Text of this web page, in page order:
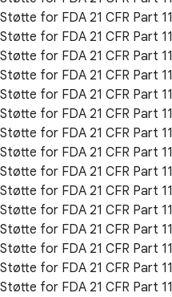
Støtte for FDA 21 CFR Part 11
Støtte for FDA 21 CFR Part 11
Støtte for FDA 21 CFR Part 11
Støtte for FDA 21 CFR Part 11
Støtte for FDA 21 CFR Part 11
Støtte for FDA 21 CFR Part 11
Støtte for FDA 21 CFR Part 11
Støtte for FDA 21 CFR Part 11
Støtte for FDA 21 CFR Part 11
Støtte for FDA 21 CFR Part 11
Støtte for FDA 21 CFR Part 11
Støtte for FDA 21 CFR Part 11
Støtte for FDA 21 CFR Part 11
Støtte for FDA 21 CFR Part 11
Støtte for FDA 21 CFR Part 11